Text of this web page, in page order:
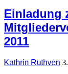
Einladung
2011
Kathrin Ruthven